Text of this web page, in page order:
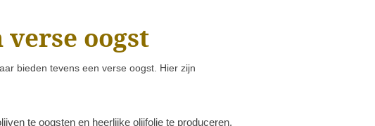
oogst
bieden tevens een verse oogst. Hier zijn
te oogsten en heerlijke olijfolie te produceren.